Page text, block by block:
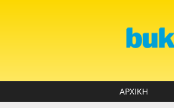
ΑΡΧΙΚΗ